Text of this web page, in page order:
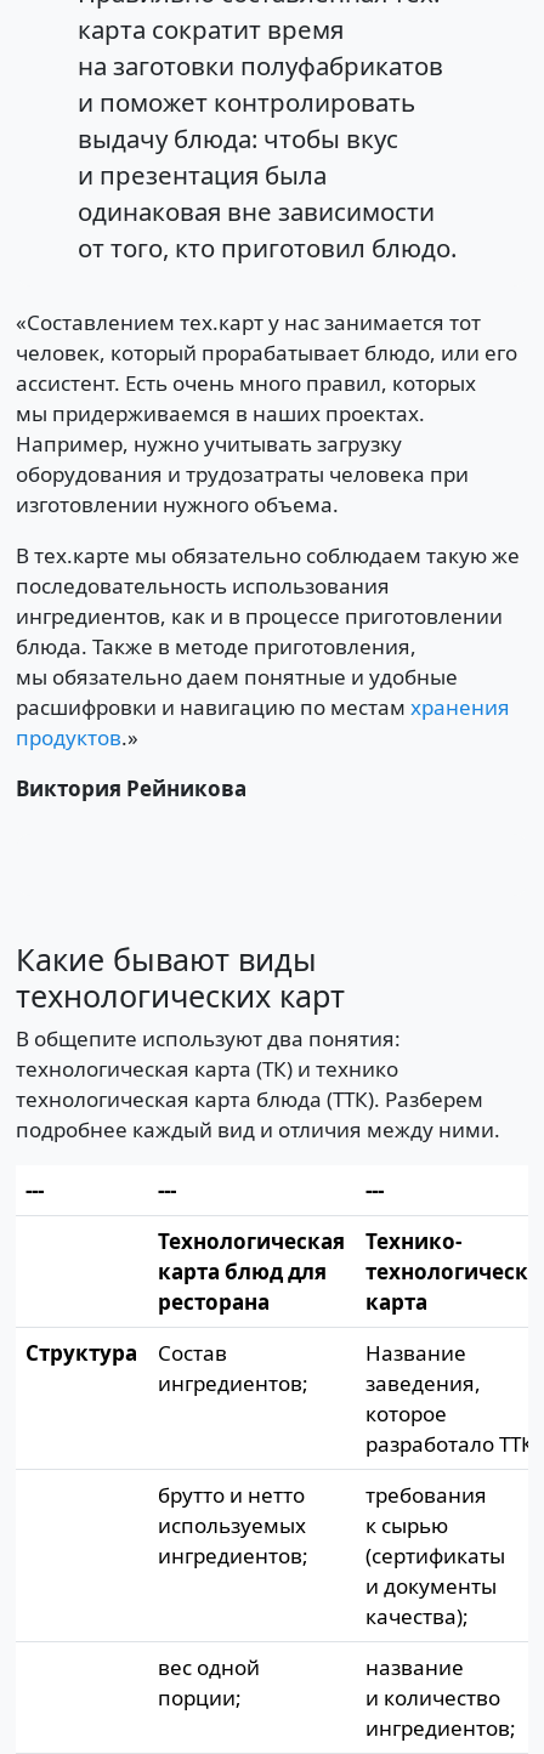
карта сократит время
на заготовки полуфабрикатов
и поможет контролировать
выдачу блюда: чтобы вкус
и презентация была
одинаковая вне зависимости
от того, кто приготовил блюдо.
«Составлением тех.карт у нас занимается тот
человек, который прорабатывает блюдо, или его
ассистент. Есть очень много правил, которых
мы придерживаемся в наших проектах.
Например, нужно учитывать загрузку
оборудования и трудозатраты человека при
изготовлении нужного объема.
В тех.карте мы обязательно соблюдаем такую же
последовательность использования
ингредиентов, как и в процессе приготовлении
блюда. Также в методе приготовления,
мы обязательно даем понятные и удобные
расшифровки и навигацию по местам хранения
продуктов.»
Виктория Рейникова
Какие бывают виды
технологических карт
В общепите используют два понятия:
технологическая карта (ТК) и технико
технологическая карта блюда (ТТК). Разберем
подробнее каждый вид и отличия между ними.
--- ---
---
Технологическая
карта блюд для
ресторана
Технико-
карта
Структура
Состав
ингредиентов;
Название
заведения,
которое
разработало ТТК;
брутто и нетто
используемых
ингредиентов;
требования
к сырью
(сертификаты
и документы
качества);
вес одной
порции;
название
и количество
ингредиентов;